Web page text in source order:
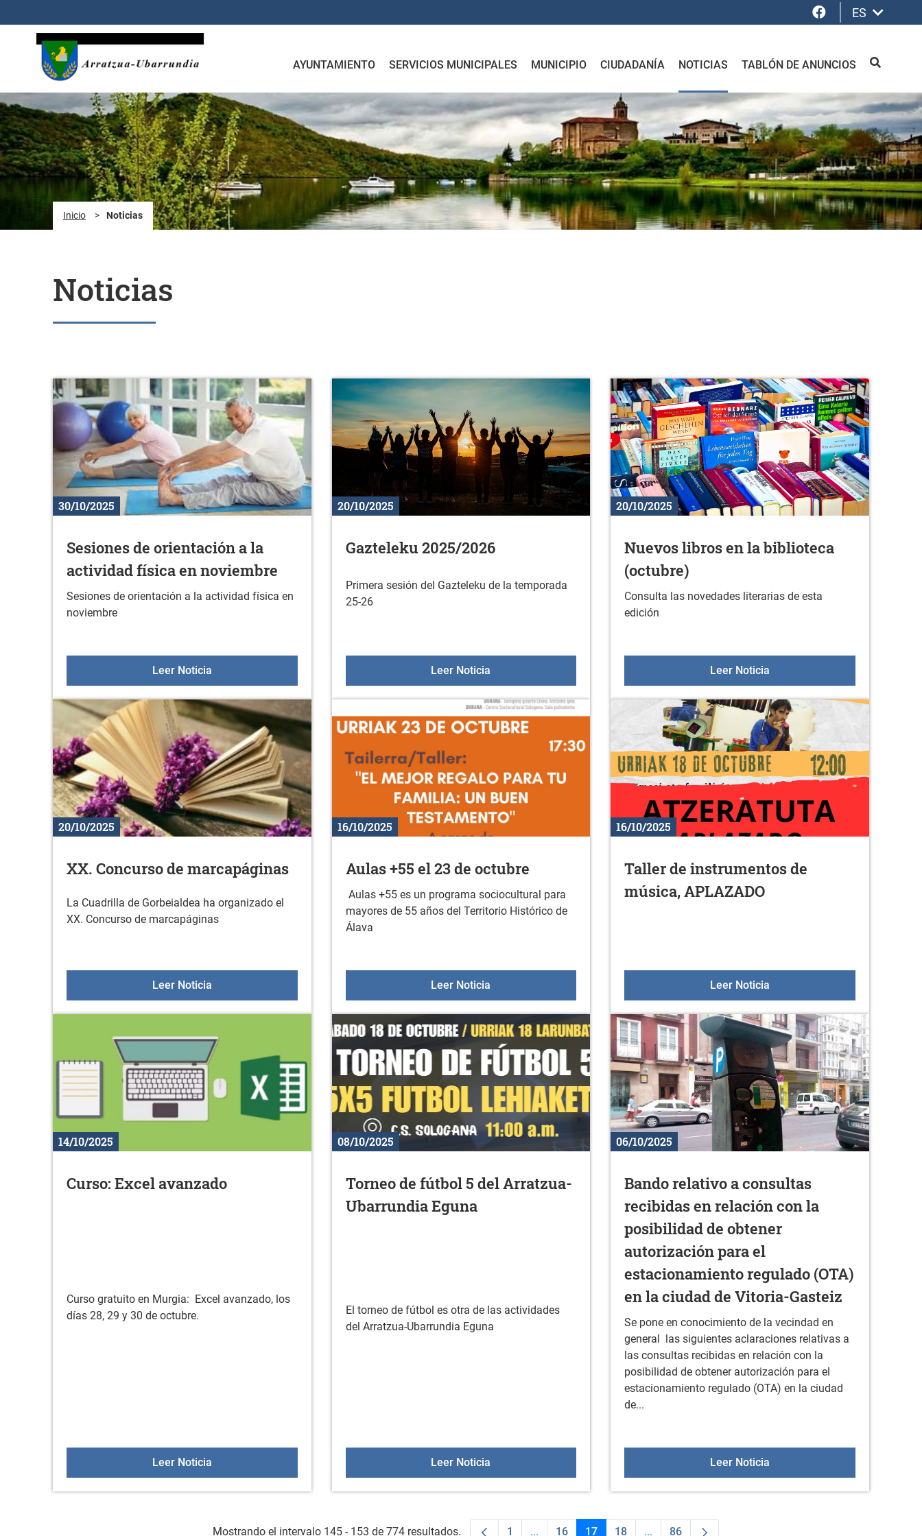
Facebook
ES
AYUNTAMIENTO SERVICIOS MUNICIPALES MUNICIPIO CIUDADANÍA NOTICIAS TABLÓN DE ANUNCIOS BUSCAR
Inicio > Noticias
Noticias
30/10/2025
Sesiones de orientación a la
actividad física en noviembre
Sesiones de orientación a la actividad física en
noviembre
Leer NoticiaSesiones de orientación a la actividad física en noviembre
20/10/2025
Gazteleku 2025/2026
Primera sesión del Gazteleku de la temporada
25-26
Leer Noticia
20/10/2025
Nuevos libros en la biblioteca
(octubre)
Consulta las novedades literarias de esta
edición
Leer Noticia
20/10/2025
XX. Concurso de marcapáginas
La Cuadrilla de Gorbeialdea ha organizado el
XX. Concurso de marcapáginas
Leer NoticiaXX. Concurso de marcapáginas
16/10/2025
Aulas +55 el 23 de octubre
Aulas +55 es un programa sociocultural para
mayores de 55 años del Territorio Histórico de
Álava
Leer Noticia
16/10/2025
Taller de instrumentos de
música, APLAZADO
Leer Noticia
14/10/2025
Curso: Excel avanzado
Curso gratuito en Murgia: Excel avanzado, los
días 28, 29 y 30 de octubre.
Leer NoticiaCurso: Excel avanzado
08/10/2025
Torneo de fútbol 5 del Arratzua-
Ubarrundia Eguna
El torneo de fútbol es otra de las actividades
del Arratzua-Ubarrundia Eguna
Leer Noticia Torneo de fútbol 5 del Arratzua- Ubarrundia Eguna
06/10/2025
Bando relativo a consultas
recibidas en relación con la
posibilidad de obtener
autorización para el
estacionamiento regulado (OTA)
en la ciudad de Vitoria-Gasteiz
Se pone en conocimiento de la vecindad en
general las siguientes aclaraciones relativas a
las consultas recibidas en relación con la
posibilidad de obtener autorización para el
estacionamiento regulado (OTA) en la ciudad
de...
Leer Noticia
Mostrando el intervalo 145 - 153 de 774 resultados. 1 ... 16 17 18 ... 86